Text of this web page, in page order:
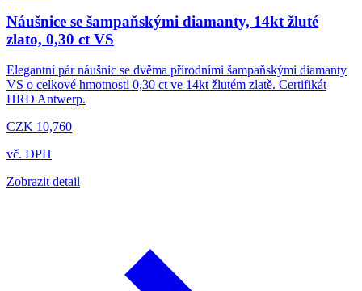
Náušnice se šampaňskými diamanty, 14kt žluté
zlato, 0,30 ct VS
Elegantní pár náušnic se dvěma přírodními šampaňskými diamanty
VS o celkové hmotnosti 0,30 ct ve 14kt žlutém zlatě. Certifikát
HRD Antwerp.
CZK 10,760
vč. DPH
Zobrazit detail